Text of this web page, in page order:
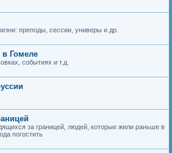
преподы, сессии, универы и др.
в Гомеле
событиях и т.д.
за границей, людей, которые жили раньше в
погостить